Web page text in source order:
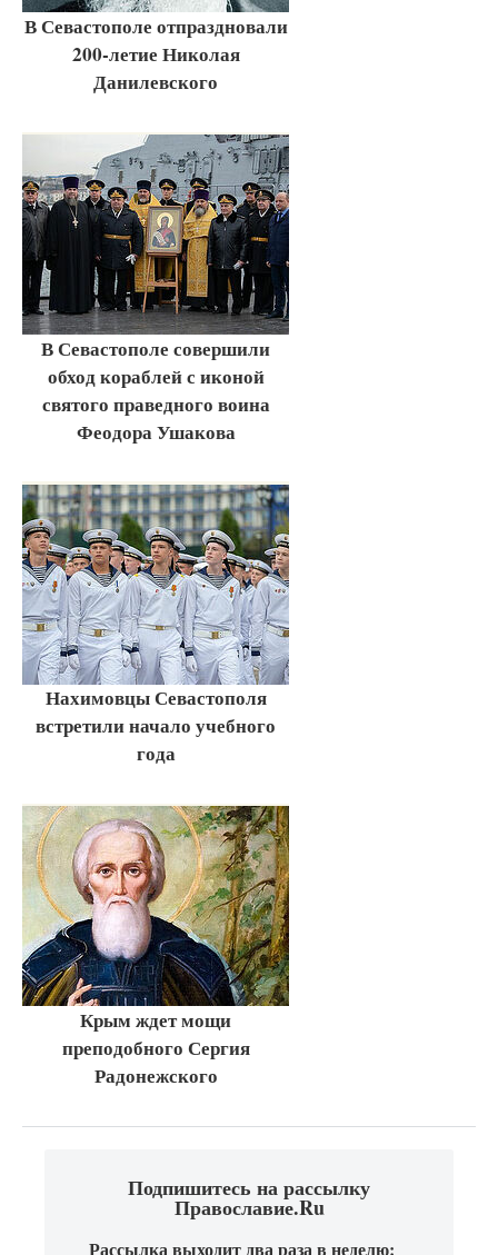
В Севастополе отпраздновали
200-летие Николая
Данилевского
В Севастополе совершили
обход кораблей с иконой
святого праведного воина
Феодора Ушакова
Нахимовцы Севастополя
встретили начало учебного
года
Крым ждет мощи
преподобного Сергия
Радонежского
Подпишитесь на рассылку
Православие.Ru
Рассылка выходит два раза в неделю: